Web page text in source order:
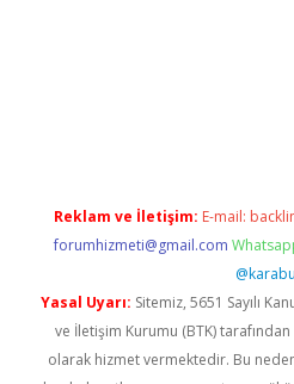
Reklam ve İletişim: E-mail:
forumhizmeti@gmail.com
Yasal Uyarı: Sitemiz, 5651 Sayılı
ve İletişim Kurumu (BTK) tarafından
olarak hizmet vermektedir. Bu